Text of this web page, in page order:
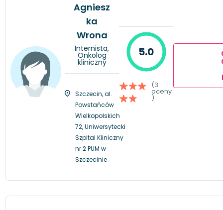
Agniesz
ka
Wrona
Internista,
Onkolog
kliniczny
Szczecin, al.
Powstańców
Wielkopolskich
72, Uniwersytecki
Szpital Kliniczny
nr 2 PUM w
Szczecinie
5.0
(3
oceny
)